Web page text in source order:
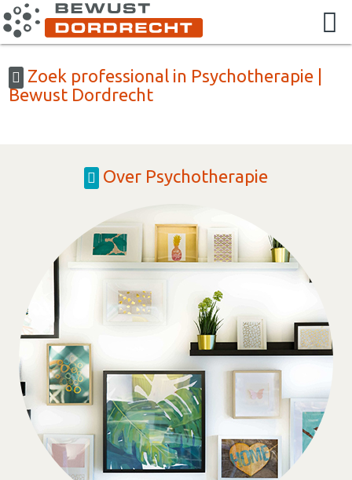
Zoek professional in Psychotherapie |
Bewust Dordrecht
Over Psychotherapie